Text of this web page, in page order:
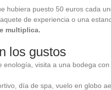
hubiera puesto 50 euros cada
de experiencia o una
multiplica.
los gustos
visita a una bodega
día de spa, vuelo en globo